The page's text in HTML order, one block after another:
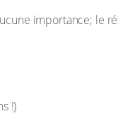
importance; le
!)